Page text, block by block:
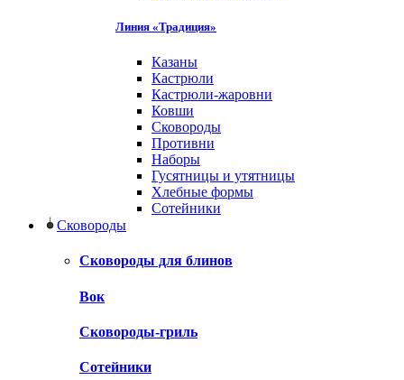
Линия «Традиция»
Казаны
Кастрюли
Кастрюли-жаровни
Ковши
Сковороды
Противни
Наборы
Гусятницы и утятницы
Хлебные формы
Сотейники
Сковороды
Сковороды для блинов
Вок
Сковороды-гриль
Сотейники